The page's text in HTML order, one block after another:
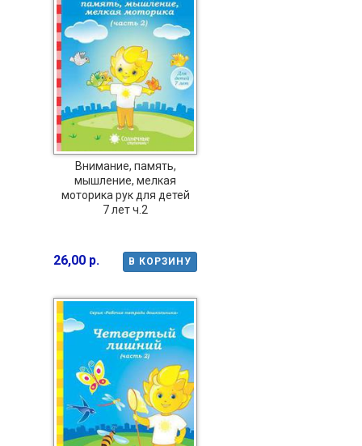
Внимание, память,
мышление, мелкая
моторика рук для детей
7 лет ч.2
В КОРЗИНУ
26,00 р.